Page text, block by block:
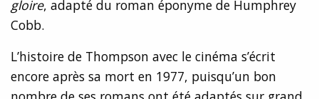
gloire, adapté du roman éponyme de Humphrey
Cobb.
L’histoire de Thompson avec le cinéma s’écrit
encore après sa mort en 1977, puisqu’un bon